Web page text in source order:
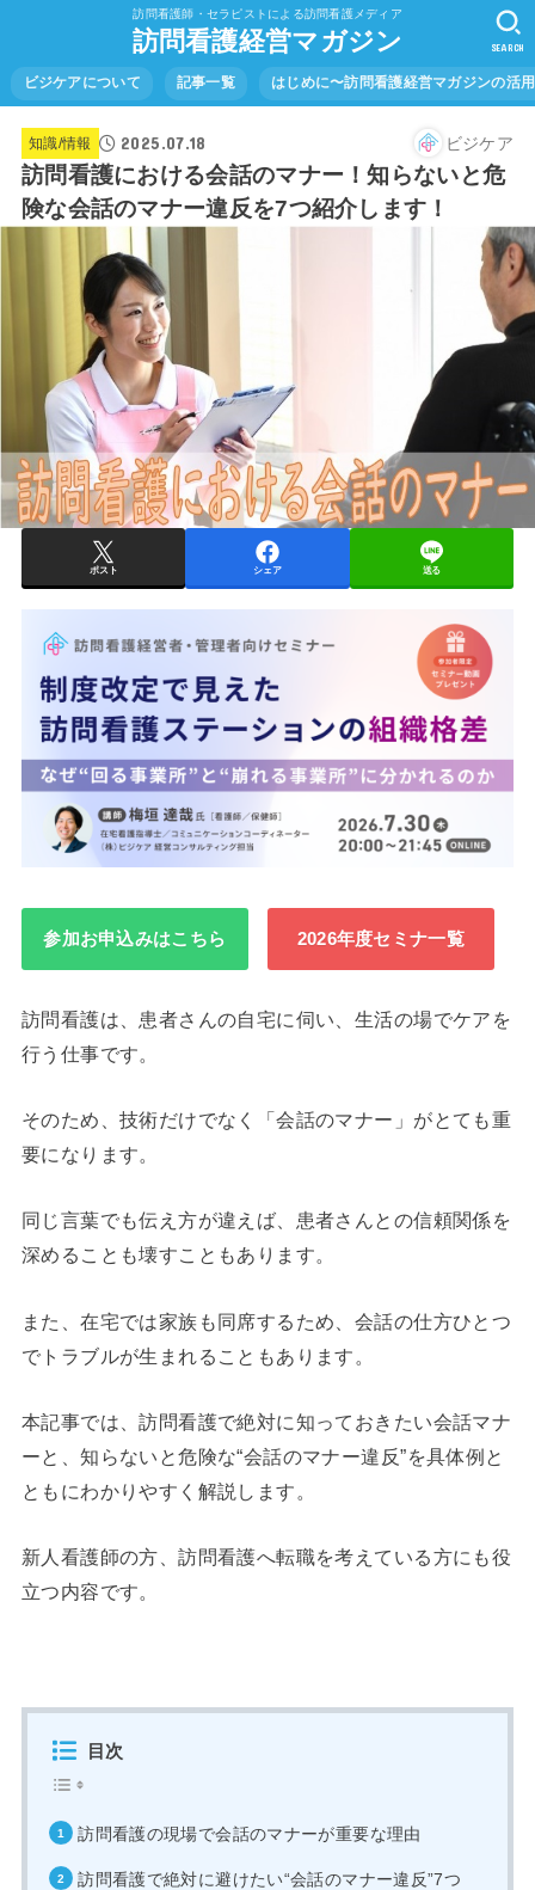
訪問看護師・セラピストによる訪問看護メディア
訪問看護経営マガジン
ビジケアについて 記事一覧 はじめに〜訪問看護経営マガジンの活
SEARCH
知識/情報 2025.07.18 ビジケア
訪問看護における会話のマナー！知らないと危
険な会話のマナー違反を7つ紹介します！
ポスト シェア 送る
参加お申込みはこちら 2026年度セミナ一覧
訪問看護は、患者さんの自宅に伺い、生活の場でケアを
行う仕事です。
そのため、技術だけでなく「会話のマナー」がとても重
要になります。
同じ言葉でも伝え方が違えば、患者さんとの信頼関係を
深めることも壊すこともあります。
また、在宅では家族も同席するため、会話の仕方ひとつ
でトラブルが生まれることもあります。
本記事では、訪問看護で絶対に知っておきたい会話マナ
ーと、知らないと危険な“会話のマナー違反”を具体例と
ともにわかりやすく解説します。
新人看護師の方、訪問看護へ転職を考えている方にも役
立つ内容です。
目次
訪問看護の現場で会話のマナーが重要な理由
訪問看護で絶対に避けたい“会話のマナー違反”7つ